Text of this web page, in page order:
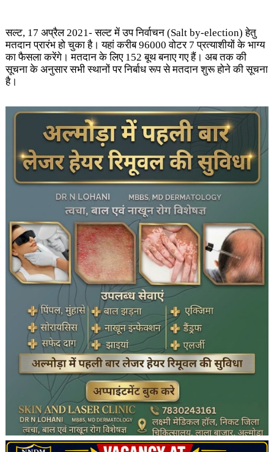
सल्ट, 17 अप्रैल 2021- सल्ट में उप निर्वाचन (Salt by-election) हेतु
मतदान प्रारंभ हो चुका है। यहां करीब 96000 वोटर 7 प्रत्याशीयों के भाग्य
का फैसला करेंगे। मतदान के लिए 152 बूथ बनाए गए हैं। अब तक की
सूचना के अनुसार सभी स्थानों पर निर्बाध रूप से मतदान शुरू होने की सूचना
है।